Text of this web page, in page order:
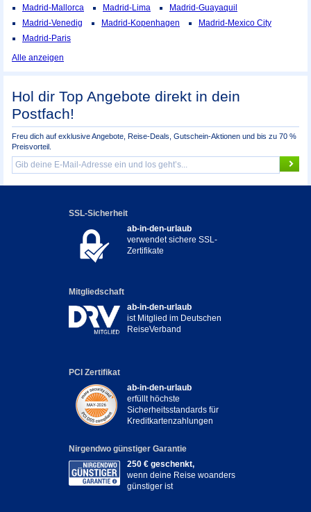
Madrid-Mallorca
Madrid-Lima
Madrid-Guayaquil
Madrid-Venedig
Madrid-Kopenhagen
Madrid-Mexico City
Madrid-Paris
Alle anzeigen
Hol dir Top Angebote direkt in dein
Postfach!
Freu dich auf exklusive Angebote, Reise-Deals, Gutschein-Aktionen und bis zu 70 %
Preisvorteil.
SSL-Sicherheit
ab-in-den-urlaub
verwendet sichere SSL-
Zertifikate
Mitgliedschaft
ab-in-den-urlaub
ist Mitglied im Deutschen
ReiseVerband
PCI Zertifikat
ab-in-den-urlaub
erfüllt höchste
Sicherheitsstandards für
Kreditkartenzahlungen
Nirgendwo günstiger Garantie
250 € geschenkt,
wenn deine Reise woanders
günstiger ist